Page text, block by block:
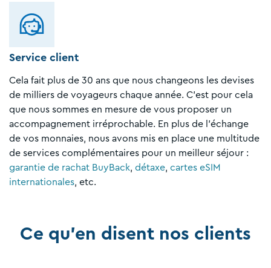
Service client
Cela fait plus de 30 ans que nous changeons les devises
de milliers de voyageurs chaque année. C'est pour cela
que nous sommes en mesure de vous proposer un
accompagnement irréprochable. En plus de l'échange
de vos monnaies, nous avons mis en place une multitude
de services complémentaires pour un meilleur séjour :
garantie de rachat BuyBack, détaxe, cartes eSIM
internationales, etc.
Ce qu'en disent nos clients